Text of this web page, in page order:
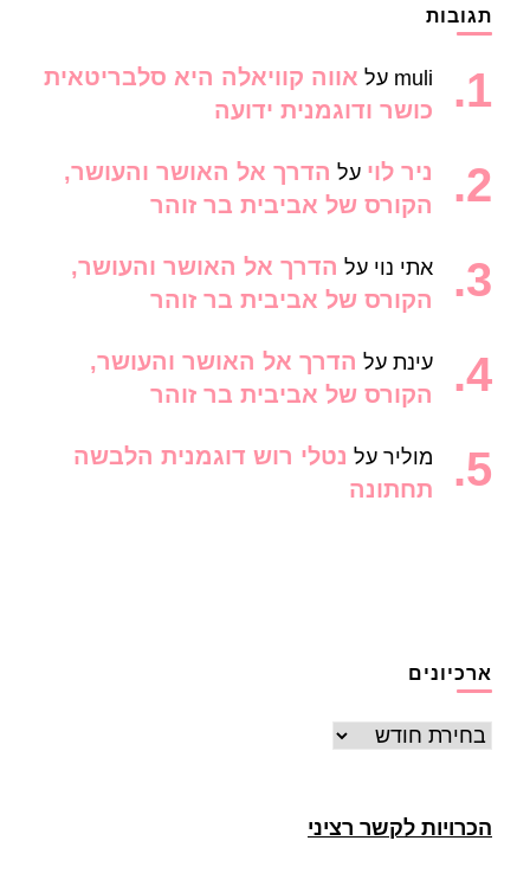
תגובות
muli על אווה קוויאלה היא סלבריטאית
כושר ודוגמנית ידועה
ניר לוי על הדרך אל האושר והעושר,
הקורס של אביבית בר זוהר
אתי נוי על הדרך אל האושר והעושר,
הקורס של אביבית בר זוהר
עינת על הדרך אל האושר והעושר,
הקורס של אביבית בר זוהר
מוליר על נטלי רוש דוגמנית הלבשה
תחתונה
ארכיונים
ארכיונים
הכרויות לקשר רציני